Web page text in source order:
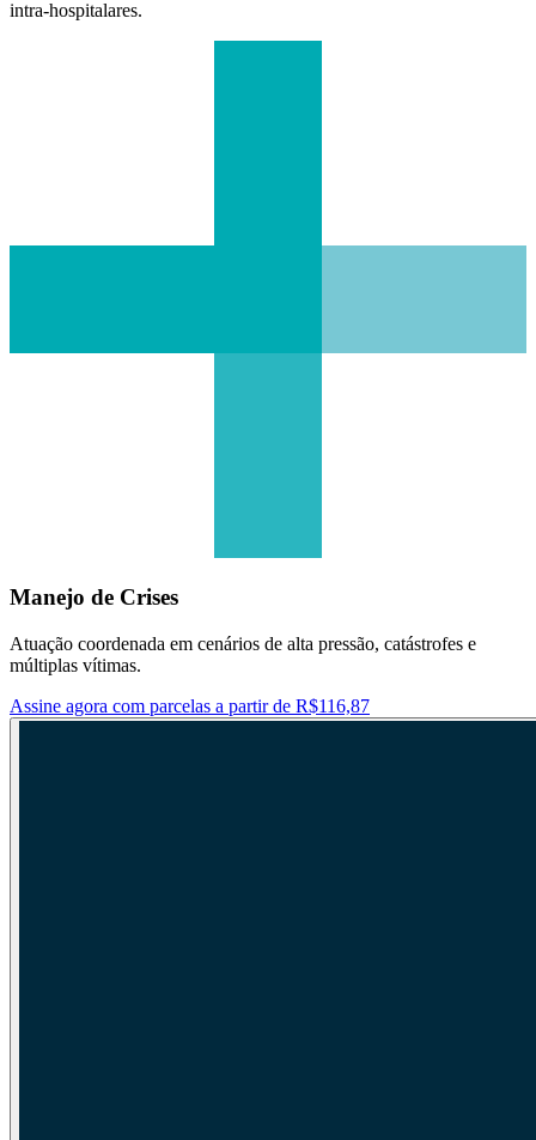
intra-hospitalares.
Manejo de Crises
Atuação coordenada em cenários de alta pressão, catástrofes e
múltiplas vítimas.
Assine agora com parcelas a partir de R$116,87